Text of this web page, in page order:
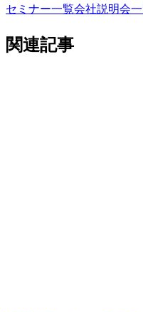
セミナー一覧会社説明会
関連記事